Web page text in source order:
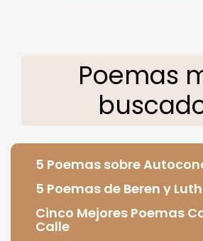
Poemas
5 Poemas sobre
5 Poemas de Beren y
Cinco Mejores Poemas
Calle